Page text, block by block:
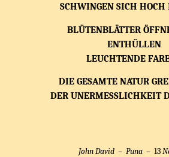
SCHWINGEN SICH HOCH
BLÜTENBLÄTTER
ENTHÜLLEN
LEUCHTENDE
DIE GESAMTE NATUR
DER UNERMESSLICHKEIT
John David – Puna – 13